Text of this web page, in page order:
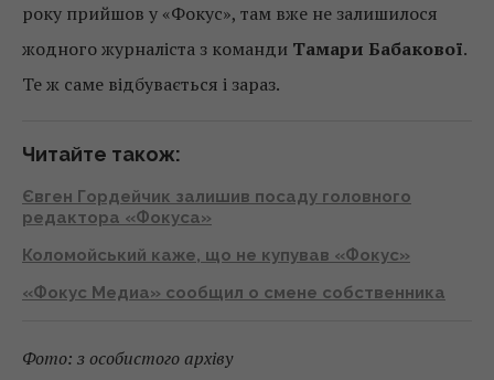
року прийшов у «Фокус», там вже не залишилося
жодного журналіста з команди Тамари Бабакової.
Те ж саме відбувається і зараз.
Читайте також:
Євген Гордейчик залишив посаду головного
редактора «Фокуса»
Коломойський каже, що не купував «Фокус»
«Фокус Медиа» сообщил о смене собственника
Фото: з особистого архіву